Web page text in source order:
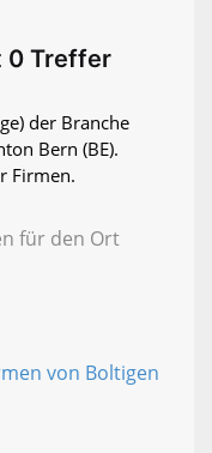
0 Treffer
der Branche
Bern (BE).
Firmen.
für den Ort
von Boltigen